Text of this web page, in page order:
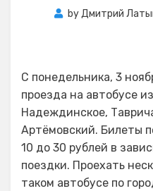
byДмитрий
С понедельника, 3
проезда на автобусе
Надеждинское,
Артёмовский. Билеты
10 до 30 рублей в
поездки. Проехать
таком автобусе по